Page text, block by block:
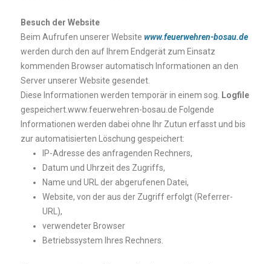
Besuch der Website
Beim Aufrufen unserer Website www.feuerwehren-bosau.de
werden durch den auf Ihrem Endgerät zum Einsatz
kommenden Browser automatisch Informationen an den
Server unserer Website gesendet.
Diese Informationen werden temporär in einem sog.
Logfile
gespeichert.www.feuerwehren-bosau.de Folgende
Informationen werden dabei ohne Ihr Zutun erfasst und bis
zur automatisierten Löschung gespeichert:
IP-Adresse des anfragenden Rechners,
Datum und Uhrzeit des Zugriffs,
Name und URL der abgerufenen Datei,
Website, von der aus der Zugriff erfolgt (Referrer-
URL),
verwendeter Browser
Betriebssystem Ihres Rechners.